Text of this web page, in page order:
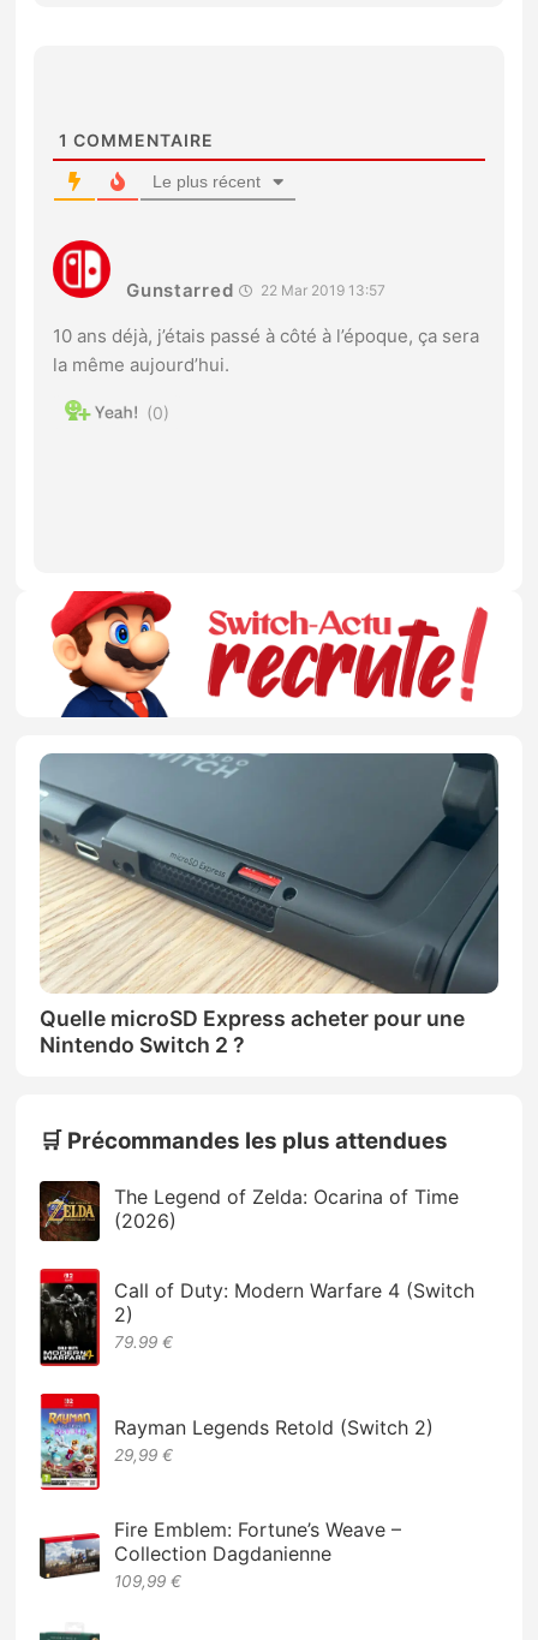
1 COMMENTAIRE
Le plus récent
Gunstarred 22 Mar 2019 13:57
10 ans déjà, j’étais passé à côté à l’époque, ça sera
la même aujourd’hui.
0
Quelle microSD Express acheter pour une
Nintendo Switch 2 ?
🛒 Précommandes les plus attendues
The Legend of Zelda: Ocarina of Time
(2026)
Call of Duty: Modern Warfare 4 (Switch
2)
79.99 €
Rayman Legends Retold (Switch 2)
29,99 €
Fire Emblem: Fortune’s Weave –
Collection Dagdanienne
109,99 €